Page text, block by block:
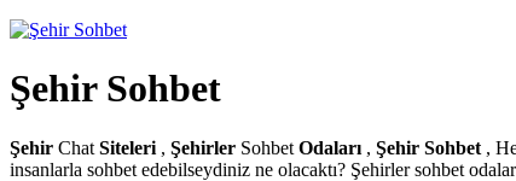
Şehir Sohbet
Şehir Chat Siteleri , Şehirler Sohbet Odaları , Şehir Sohbet ,
insanlarla sohbet edebilseydiniz ne olacaktı? Şehirler sohbet